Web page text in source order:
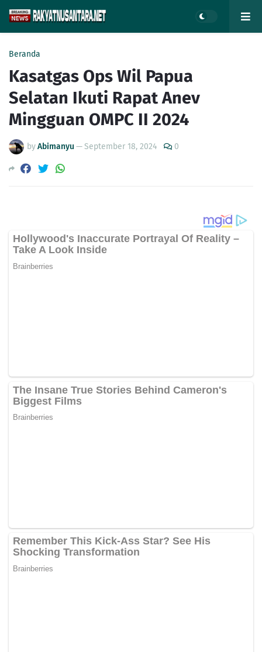
Beranda
Kasatgas Ops Wil Papua
Selatan Ikuti Rapat Anev
Mingguan OMPC II 2024
byAbimanyu —September 18, 2024 0